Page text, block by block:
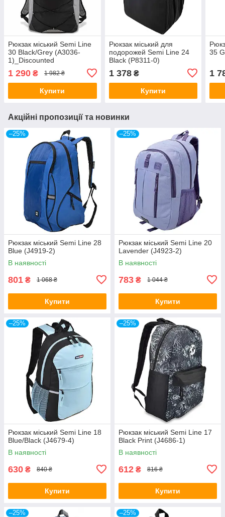
Рюкзак міський Semi Line
30 Black/Grey (A3036-
1)_Discounted
1 290 ₴ 1 982 ₴
Купити
Рюкзак міський для
подорожей Semi Line 24
Black (P8311-0)
1 378₴
Купити
35
1
Акційні пропозиції та новинки
–25%
Рюкзак міський Semi Line 28
Blue (J4919-2)
В наявності
801 ₴ 1 068 ₴
Купити
–25%
Рюкзак міський Semi Line 20
Lavender (J4923-2)
В наявності
783 ₴ 1 044 ₴
Купити
–25%
Рюкзак міський Semi Line 18
Blue/Black (J4679-4)
В наявності
630 ₴ 840 ₴
Купити
–25%
Рюкзак міський Semi Line 17
Black Print (J4686-1)
В наявності
612 ₴ 816 ₴
Купити
–25% –25%